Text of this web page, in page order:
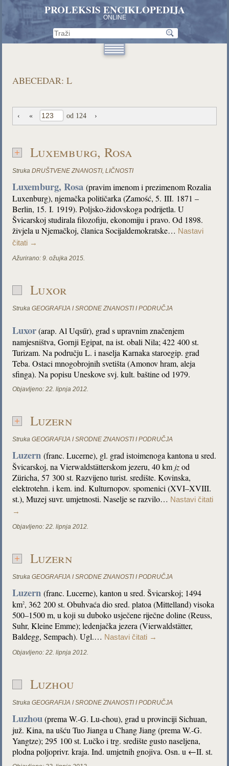
PROLEKSIS ENCIKLOPEDIJA
ONLINE
ABECEDAR: L
‹ « od 124 ›
Luxemburg, Rosa
Struka DRUŠTVENE ZNANOSTI,LIČNOSTI
Luxemburg, Rosa (pravim imenom i prezimenom Rozalia
Luxenburg), njemačka političarka (Zamość, 5. III. 1871 –
Berlin, 15. I. 1919). Poljsko-židovskoga podrijetla. U
Švicarskoj studirala filozofiju, ekonomiju i pravo. Od 1898.
živjela u Njemačkoj, članica Socijaldemokratske… Nastavi
čitati →
Ažurirano: 9. ožujka 2015.
Luxor
Struka GEOGRAFIJA I SRODNE ZNANOSTI I PODRUČJA
Luxor(arap. Al Uqsűr), grad s upravnim značenjem
namjesništva, Gornji Egipat, na ist. obali Nila; 422 400 st.
Turizam. Na području L. i naselja Karnaka staroegip. grad
Teba. Ostaci mnogobrojnih svetišta (Amonov hram, aleja
sfinga). Na popisu Uneskove svj. kult. baštine od 1979.
Objavljeno: 22. lipnja 2012.
Luzern
Struka GEOGRAFIJA I SRODNE ZNANOSTI I PODRUČJA
Luzern(franc. Lucerne), gl. grad istoimenoga kantona u sred.
Švicarskoj, na Vierwaldstätterskom jezeru, 40 km jzod
Züricha, 57 300 st. Razvijeno turist. središte. Kovinska,
elektrotehn. i kem. ind. Kulturnopov. spomenici (XVI–XVIII.
st.), Muzej suvr. umjetnosti. Naselje se razvilo… Nastavi čitati
→
Objavljeno: 22. lipnja 2012.
Luzern
Struka GEOGRAFIJA I SRODNE ZNANOSTI I PODRUČJA
Luzern(franc. Lucerne), kanton u sred. Švicarskoj; 1494
km2, 362 200 st. Obuhvaća dio sred. platoa (Mittelland) visoka
500–1500 m, u koji su duboko usječene riječne doline (Reuss,
Suhr, Kleine Emme); ledenjačka jezera (Vierwaldstätter,
Baldegg, Sempach). Ugl.… Nastavi čitati →
Objavljeno: 22. lipnja 2012.
Luzhou
Struka GEOGRAFIJA I SRODNE ZNANOSTI I PODRUČJA
Luzhou(prema W.-G. Lu-chou), grad u provinciji Sichuan,
juž. Kina, na ušću Tuo Jianga u Chang Jiang (prema W.-G.
Yangtze); 295 100 st. Lučko i trg. središte gusto naseljena,
plodna poljoprivr. kraja. Ind. umjetnih gnojiva. Osn. u ←II. st.